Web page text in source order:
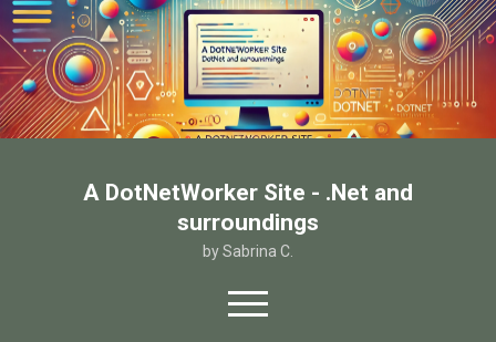
A DotNetWorker Site - .Net and
surroundings
by Sabrina C.
open
menu